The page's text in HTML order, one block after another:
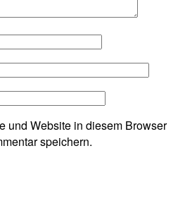
und Website in diesem Browser
speichern.